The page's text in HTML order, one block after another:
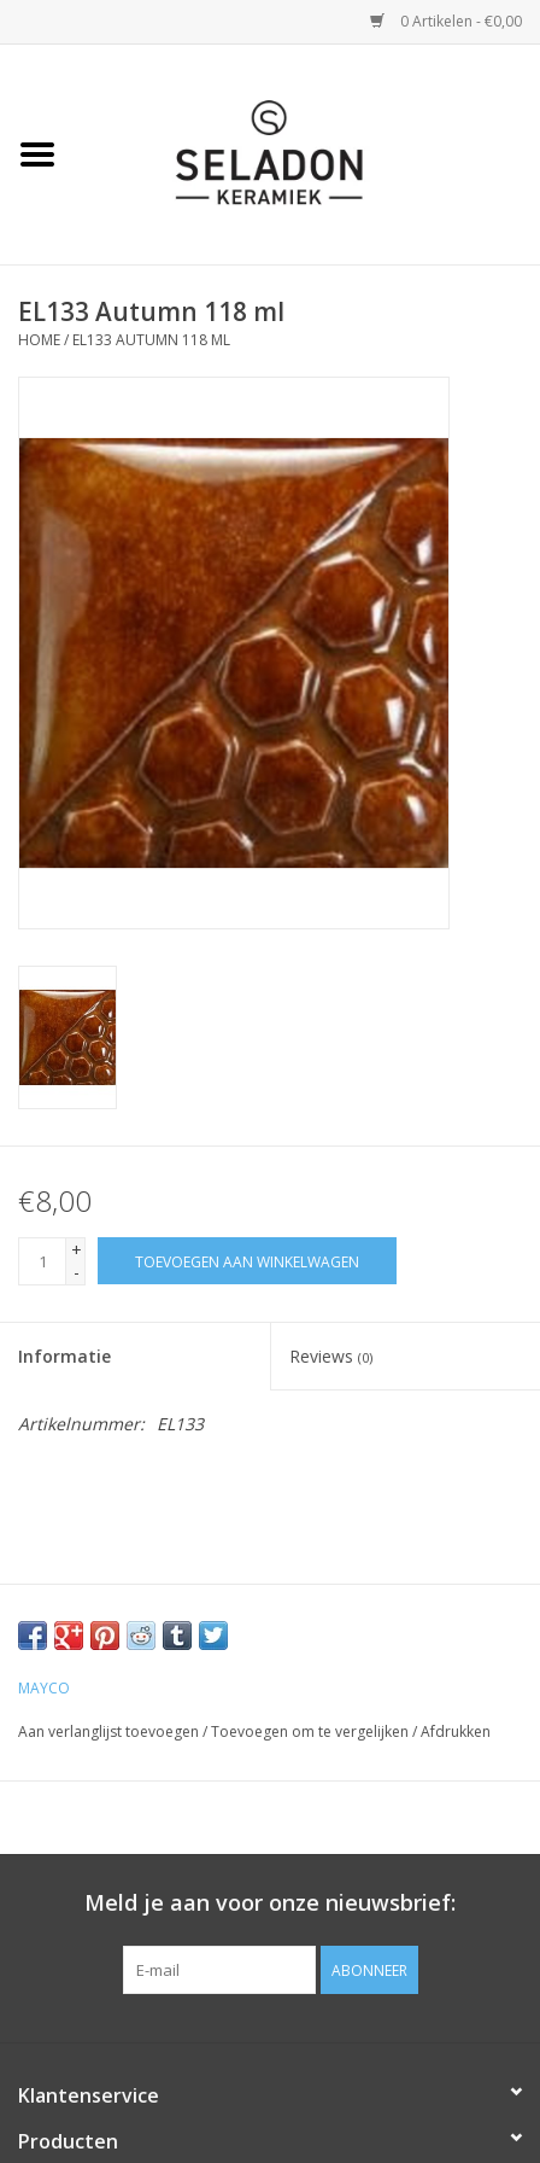
0 Artikelen - €0,00
VERZENDING
SELADON ZOMERDEALS
EL133 Autumn 118 ml
HOME/ EL133 AUTUMN 118 ML
€8,00
+
-
TOEVOEGEN AAN WINKELWAGEN
Informatie Reviews (0)
Artikelnummer: EL133
MAYCO
Aan verlanglijst toevoegen /Toevoegen om te vergelijken /Afdrukken
Meld je aan voor onze nieuwsbrief:
ABONNEER
Klantenservice
Producten